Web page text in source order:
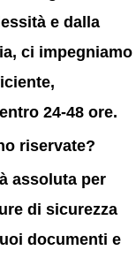
e dalla
ci impegniamo
24-48 ore.
riservate?
assoluta per
di sicurezza
documenti e